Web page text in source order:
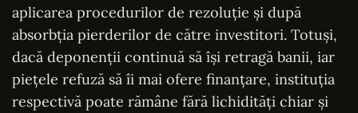
aplicarea procedurilor de rezoluție și după
absorbția pierderilor de către investitori. Totuși,
dacă deponenții continuă să își retragă banii, iar
piețele refuză să îi mai ofere finanțare, instituția
respectivă poate rămâne fără lichidități chiar și